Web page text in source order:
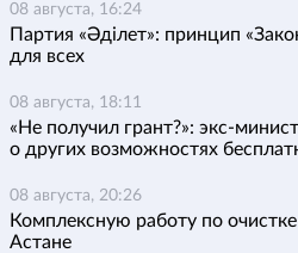
08 августа, 16:24
Партия «Әділет»: принцип
для всех
08 августа, 18:11
«Не получил грант?»: экс-
о других возможностях
08 августа, 20:26
Комплексную работу по
Астане